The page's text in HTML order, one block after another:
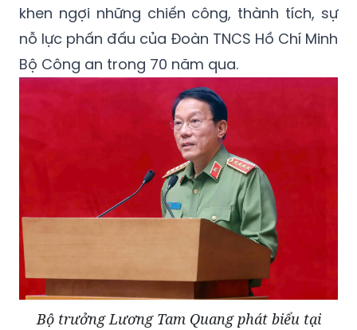
khen ngợi những chiến công, thành tích, sự
nỗ lực phấn đấu của Đoàn TNCS Hồ Chí Minh
Bộ Công an trong 70 năm qua.
Bộ trưởng Lương Tam Quang phát biểu tại